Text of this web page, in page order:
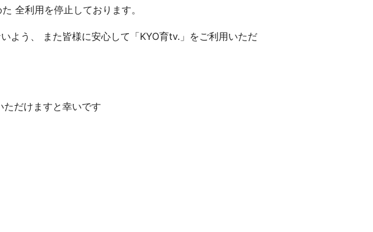
全利用を停止しております。
よう、 また皆様に安心して「KYO育tv.」をご利用いただ
だけますと幸いです